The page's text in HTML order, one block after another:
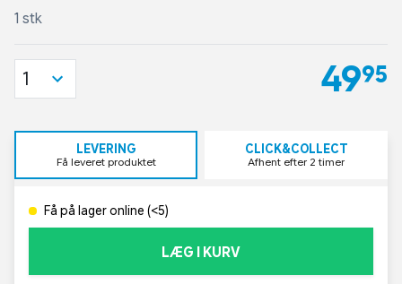
1 stk
49,95
1
LEVERING
Få leveret produktet
CLICK&COLLECT
Afhent efter 2 timer
Få på lager online (<5)
LÆG I KURV